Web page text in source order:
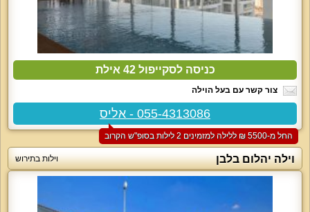
כניסה לסקייפול 42 אילת
צור קשר עם בעל הוילה
055-4313086 - אליס
החל מ-‏5500 ₪ ללילה למזמינים 2 לילות בסופ"ש הקרוב
וילה יהלום בלבן וילות בתירוש